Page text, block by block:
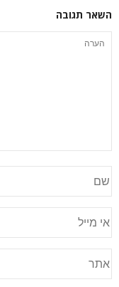
השאר תגובה